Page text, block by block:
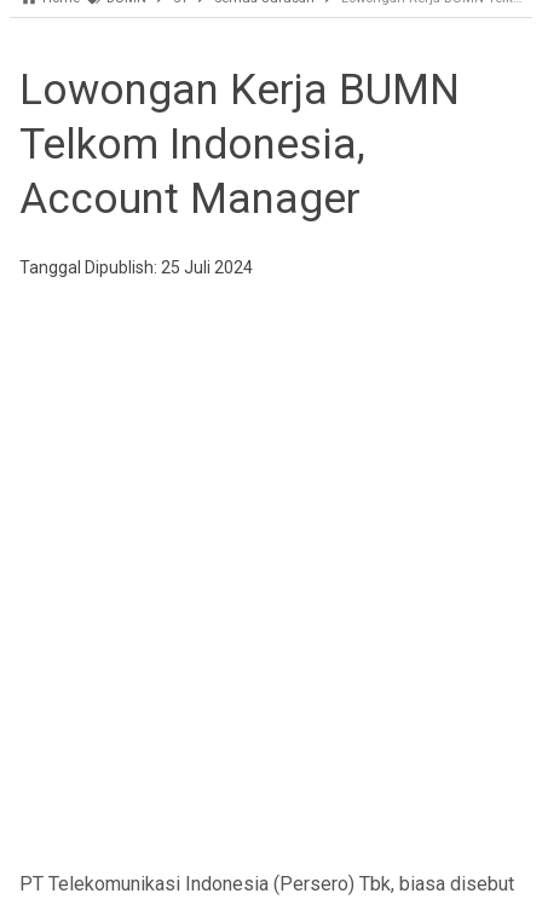
Lowongan Kerja BUMN
Telkom Indonesia,
Account Manager
Tanggal Dipublish: 25 Juli 2024
PT Telekomunikasi Indonesia (Persero) Tbk, biasa disebut